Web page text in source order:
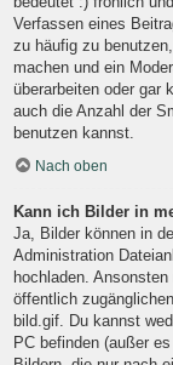
Verfassen eines
zu häufig zu
machen und ein
überarbeiten oder gar
auch die Anzahl der
benutzen kannst.
Nach oben
Kann ich Bilder in
Ja, Bilder können in
Administration
hochladen.
öffentlich
bild.gif. Du kannst
PC befinden (außer